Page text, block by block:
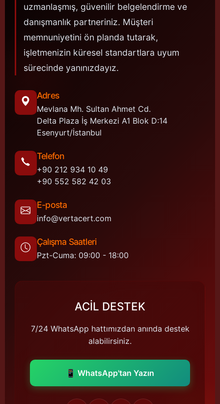
uzmanlaşmış, güvenilir belgelendirme ve
danışmanlık partneriniz. Müşteri
memnuniyetini ön planda tutarak,
işletmenizin küresel standartlara uyum
sürecinde yanınızdayız.
Adres
Mevlana Mh. Sultan Ahmet Cd.
Delta Plaza İş Merkezi A1 Blok D:14
Esenyurt/İstanbul
Telefon
+90 212 934 10 49
+90 552 582 42 03
E-posta
info@vertacert.com
Çalışma Saatleri
Pzt-Cuma: 09:00 - 18:00
ACİL DESTEK
7/24 WhatsApp hattımızdan anında destek
alabilirsiniz.
📱 WhatsApp'tan Yazın